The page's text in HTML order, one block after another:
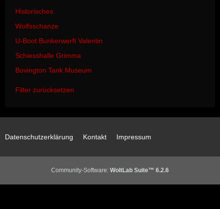
Historisches
Wolfsschanze
U-Boot Bunkerwerft Valentin
Schiesshalle Grimma
Bovington Tank Museum
Filter zurücksetzen
Datenschutzerklärung Kontakt Impressum
Community-Software: WoltLab Suite™ 6.2.6